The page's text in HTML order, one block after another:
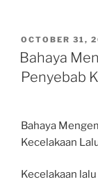
POSTED
ON
OCTOBER 31,
Bahaya
Penyebab
Bahaya
Kecelakaan
Kecelakaan